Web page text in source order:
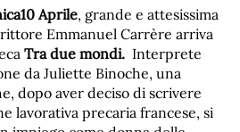
Aprile, grande e attesissima
Emmanuel Carrère arriva
Tra due mondi. Interprete
da Juliette Binoche, una
dopo aver deciso di scrivere
lavorativa precaria francese, si